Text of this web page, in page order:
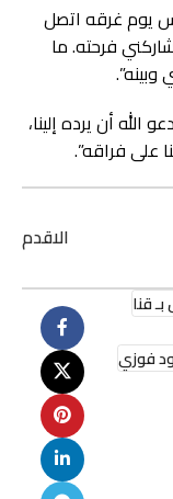
يوم غرقه اتصل
فرحته. ما
الله أن يرده إلينا،
على فراقه”.
الاقدم
قنا
فوزي